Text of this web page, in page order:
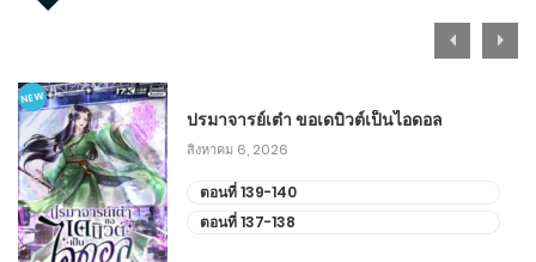
NEW
ปรมาจารย์เต๋า ขอเดบิวต์เป็นไอดอล
สิงหาคม 6, 2026
ตอนที่ 139-140
ตอนที่ 137-138